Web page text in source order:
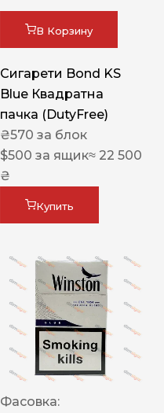
В Корзину
Сигарети Bond KS
Blue Квадратна
пачка (DutyFree)
₴570 за блок
$500 за ящик≈ 22 500
₴
Купить
Фасовка: